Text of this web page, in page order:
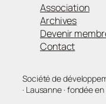
Association
Archives
Devenir
Contact
Société de
· Lausanne · fondée en